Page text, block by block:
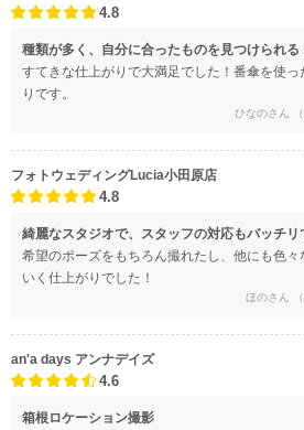
4.8
種類が多く、自分に合ったものを見つけられる
すてきな仕上がりで大満足でした！番傘を使
りです。
ひなのさん
フォトウェディングLucia小田原店
4.8
綺麗なスタジオで、スタッフの対応もバッチリ
希望のポーズをもちろん撮れたし、他にも色
いく仕上がりでした！
ほのさん
an'a days アンナデイズ
4.6
箱根ロケーション撮影